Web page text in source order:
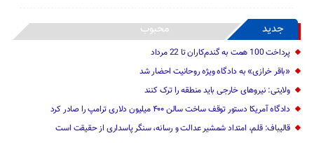
جدید محبوب
پرداخت 100 همت به گندم‌کاران تا 22 مرداد
«باقر خرازی» به دادگاه ویژه روحانیت احضار شد
ولایتی: نیرو‌های خارجی باید منطقه را ترک کنند
دادگاه آمریکا دستور توقف ساخت سالن ۴۰۰ میلیون دلاری ترامپ را صادر کرد
قالیباف: قلم، امتداد شمشیر عدالت و رسانه، سنگر پاسداری از حقیقت است